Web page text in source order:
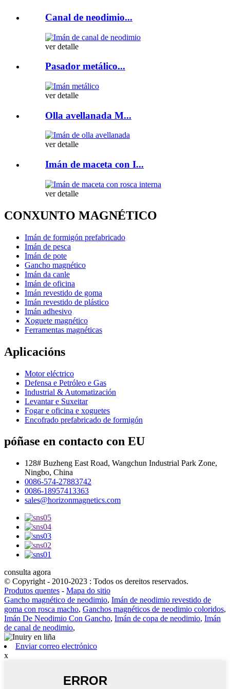
Canal de neodimio...
ver detalle
Pasador metálico...
ver detalle
Olla avellanada M...
ver detalle
Imán de maceta con I...
ver detalle
CONXUNTO MAGNÉTICO
Imán de formigón prefabricado
Imán de pesca
Imán de pote
Gancho magnético
Imán da canle
Imán de oficina
Imán revestido de goma
Imán revestido de plástico
Imán adhesivo
Xoguete magnético
Ferramentas magnéticas
Aplicacións
Motor eléctrico
Defensa e Petróleo e Gas
Industrial & Automatización
Levantar e Suxeitar
Fogar e oficina e xoguetes
Encofrado prefabricado de formigón
póñase en contacto con EU
128# Buzheng East Road, Wangchun Industrial Park Zone,
Ningbo, China
0086-574-27883742
0086-18957413363
sales@horizonmagnetics.com
consulta agora
© Copyright - 2010-2023 : Todos os dereitos reservados.
Produtos quentes - Mapa do sitio
Gancho magnético de neodimio, Imán de neodimio revestido de
goma con rosca macho, Ganchos magnéticos de neodimio coloridos,
Imán De Neodimio Con Gancho, Imán de copa de neodimio, Imán
de canal de neodimio,
Enviar correo electrónico
x